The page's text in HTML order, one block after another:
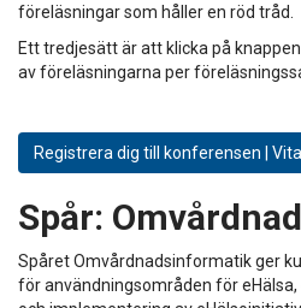
föreläsningar som håller en röd tråd.
Ett tredjesätt är att klicka på knappen
av föreläsningarna per
Registrera dig till konferensen |
Spår:
Spåret Omvårdnadsinformatik ger
för användningsområden för